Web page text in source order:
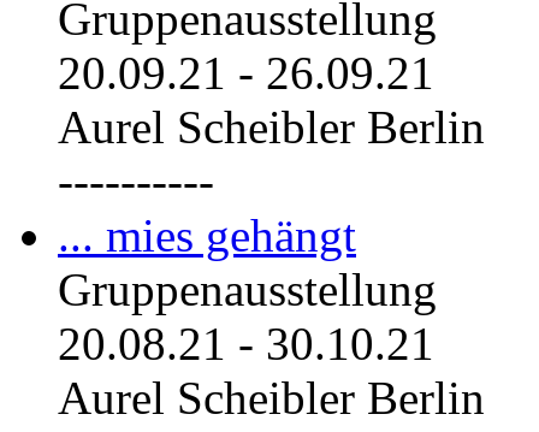
Gruppenausstellung
20.09.21 - 26.09.21
Aurel Scheibler Berlin
----------
... mies gehängt
Gruppenausstellung
20.08.21 - 30.10.21
Aurel Scheibler Berlin